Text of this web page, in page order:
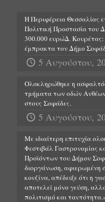
Η Περιφέρεια Θεσσαλίας
Πολιτική Προστασία του
300.000 ευρώΔ.
έμπρακτα τον Δήμο
5 Αυγούστου,
Ολοκληρώθηκε η
τμήματα των οδών
στους Σοφάδες.
5 Αυγούστου,
Με ιδιαίτερη επιτυχία
Φεστιβάλ Γαστρονομίας
Προϊόντων του Δήμου
διοργάνωση, αφιερωμένη
κουζίνα, απέδειξε ότι η
αποτελεί μόνο γεύση,
πολιτισμό και